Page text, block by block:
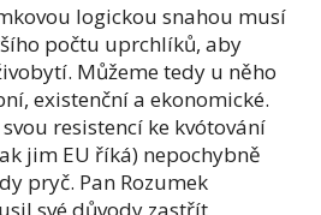
logickou snahou musí
počtu uprchlíků, aby
Můžeme tedy u něho
existenční a ekonomické.
resistencí ke kvótování
jim EU říká) nepochybně
pryč. Pan Rozumek
své důvody zastřít